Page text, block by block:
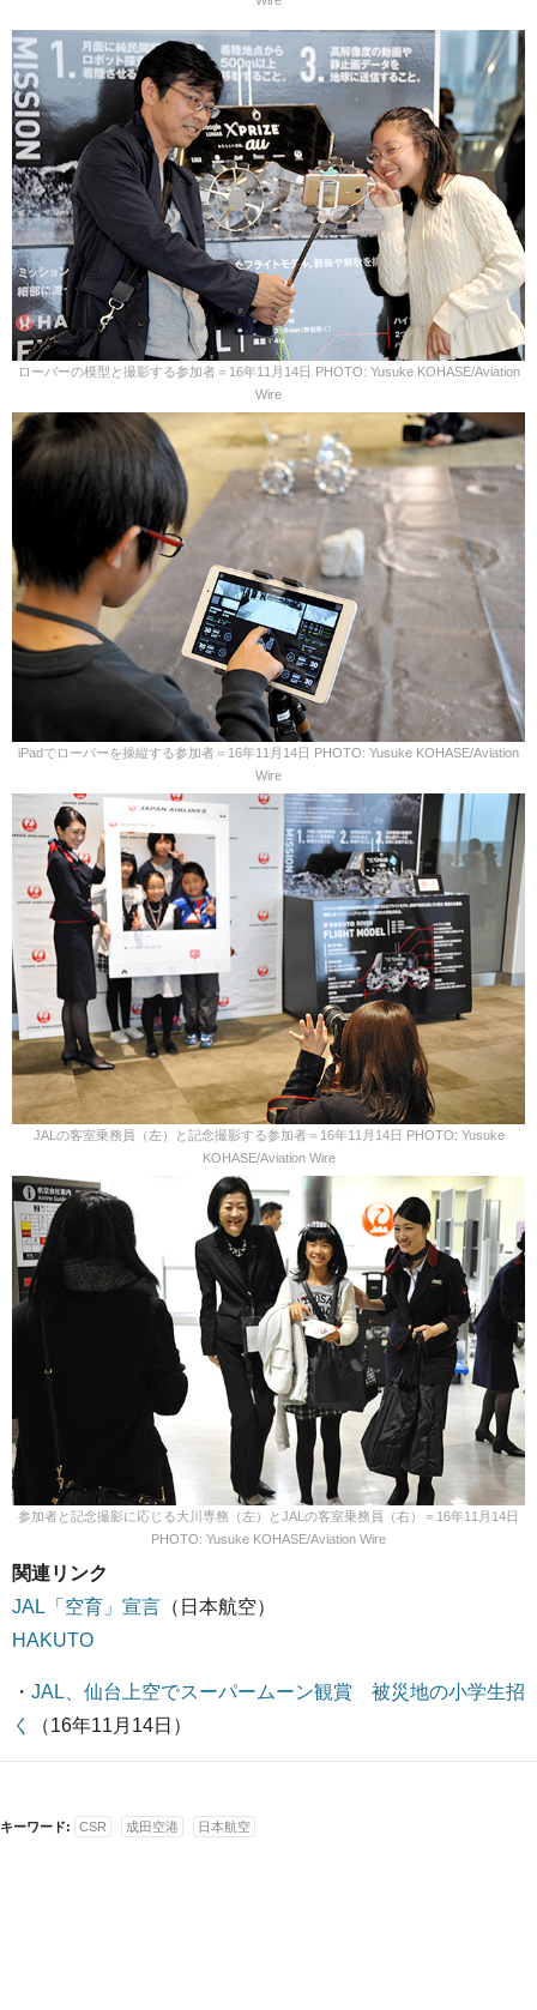
ローバーの模型と撮影する参加者＝16年11月14日 PHOTO: Yusuke KOHASE/Aviation
Wire
iPadでローバーを操縦する参加者＝16年11月14日 PHOTO: Yusuke KOHASE/Aviation
Wire
JALの客室乗務員（左）と記念撮影する参加者＝16年11月14日 PHOTO: Yusuke
KOHASE/Aviation Wire
参加者と記念撮影に応じる大川専務（左）とJALの客室乗務員（右）＝16年11月14日
PHOTO: Yusuke KOHASE/Aviation Wire
関連リンク
JAL「空育」宣言 （日本航空）
HAKUTO
・ JAL、仙台上空でスーパームーン観賞 被災地の小学生招
く
（16年11月14日）
キーワード: CSR 成田空港 日本航空